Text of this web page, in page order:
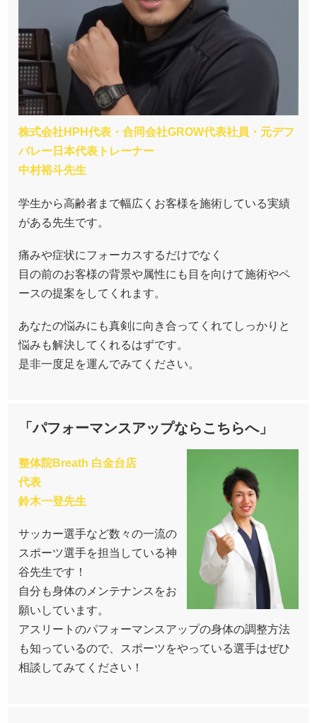
株式会社HPH代表・合同会社GROW代表社員・元デフ
バレー日本代表トレーナー
中村裕斗先生
学生から高齢者まで幅広くお客様を施術している実績
がある先生です。
痛みや症状にフォーカスするだけでなく
目の前のお客様の背景や属性にも目を向けて施術やペ
ースの提案をしてくれます。
あなたの悩みにも真剣に向き合ってくれてしっかりと
悩みも解決してくれるはずです。
是非一度足を運んでみてください。
「パフォーマンスアップならこちらへ」
整体院Breath 白金台店
代表
鈴木一登先生
サッカー選手など数々の一流の
スポーツ選手を担当している神
谷先生です！
自分も身体のメンテナンスをお
願いしています。
アスリートのパフォーマンスアップの身体の調整方法
も知っているので、スポーツをやっている選手はぜひ
相談してみてください！